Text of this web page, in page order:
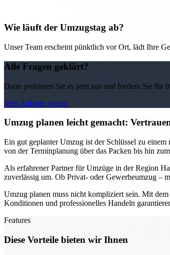
Wie läuft der Umzugstag ab?
Unser Team erscheint pünktlich vor Ort, lädt Ihre
Alle Fragen geklärt?
Dann probieren Sie es jetzt aus und fordern Sie
Jetzt Anfrage starten
Umzug planen leicht gemacht:
Ein gut geplanter Umzug ist der Schlüssel zu
von der Terminplanung über das Packen bis hin
Als erfahrener Partner für Umzüge in der Region
zuverlässig um. Ob Privat- oder Gewerbeumzug –
Umzug planen muss nicht kompliziert sein. Mit
Konditionen und professionelles Handeln
Features
Diese Vorteile bieten wir Ihnen